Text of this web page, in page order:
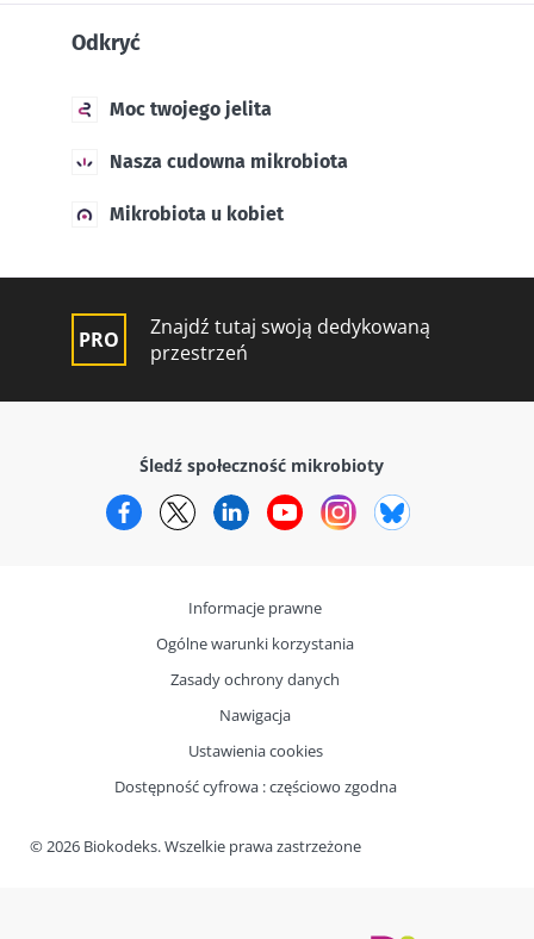
Odkryć
Moc twojego jelita
Nasza cudowna mikrobiota
Mikrobiota u kobiet
Znajdź tutaj swoją dedykowaną
przestrzeń
Śledź społeczność mikrobioty
FacebookTwitterLinkedInYouTubeInstagram
© 2026 Biokodeks. Wszelkie prawa zastrzeżone
Informacje prawne
Ogólne warunki korzystania
Zasady ochrony danych
Nawigacja
Ustawienia cookies
Dostępność cyfrowa : częściowo zgodna